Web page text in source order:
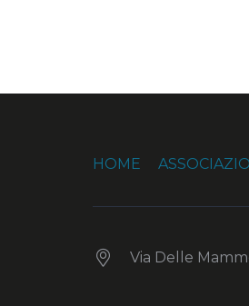
HOME
Via Delle